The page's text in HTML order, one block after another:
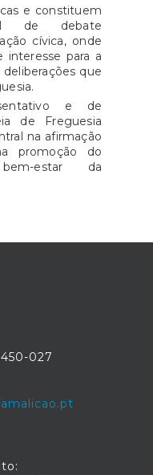
e constituem
de debate
cívica, onde
interesse para a
que
e de
de Freguesia
na afirmação
promoção do
estar da
027